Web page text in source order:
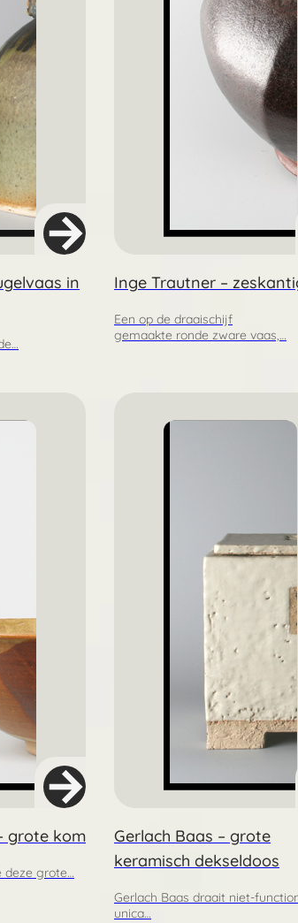
in
Inge Trautner –
Een op de draaischijf
gemaakte ronde zware vaas,…
grote kom
deze grote…
Gerlach Baas – grote
keramisch dekseldoos
Gerlach Baas draait niet-
unica…